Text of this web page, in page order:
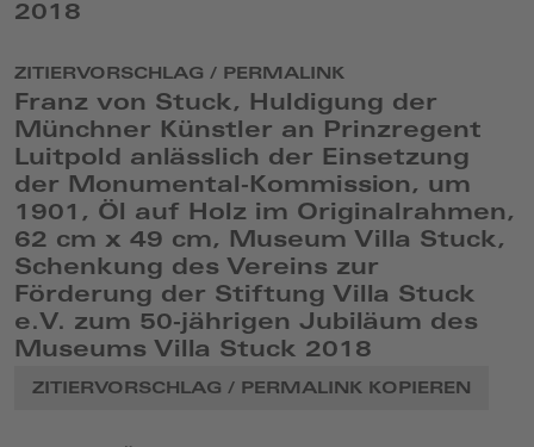
2018
ZITIERVORSCHLAG / PERMALINK
Franz von Stuck, Huldigung der
Münchner Künstler an Prinzregent
Luitpold anlässlich der Einsetzung
der Monumental-Kommission, um
1901, Öl auf Holz im Originalrahmen,
62 cm x 49 cm, Museum Villa Stuck,
Schenkung des Vereins zur
Förderung der Stiftung Villa Stuck
e.V. zum 50-jährigen Jubiläum des
Museums Villa Stuck 2018
ZITIERVORSCHLAG / PERMALINK KOPIEREN